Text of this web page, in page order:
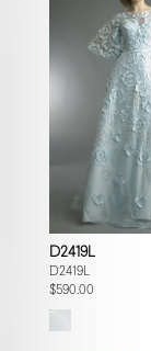
D2419L
D2419L
$590.00